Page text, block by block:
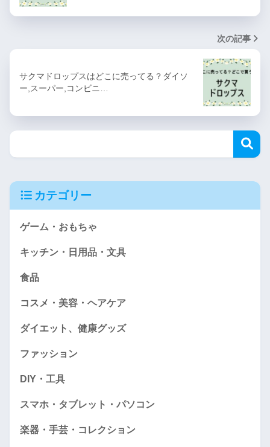
次の記事
サクマドロップスはどこに売ってる？ダイソ
ー,スーパー,コンビニ…
カテゴリー
ゲーム・おもちゃ
キッチン・日用品・文具
食品
コスメ・美容・ヘアケア
ダイエット、健康グッズ
ファッション
DIY・工具
スマホ・タブレット・パソコン
楽器・手芸・コレクション